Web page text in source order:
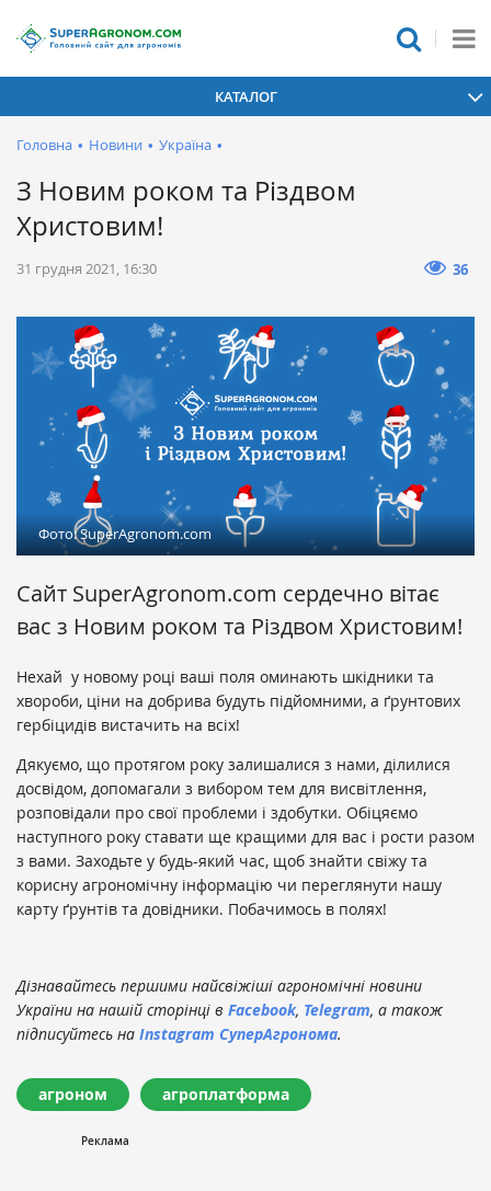
КАТАЛОГ
Головна • Новини • Україна •
З Новим роком та Різдвом
Христовим!
31 грудня 2021, 16:30 36
Фото: SuperAgronom.com
Сайт SuperAgronom.com сердечно вітає
вас з Новим роком та Різдвом Христовим!
Нехай у новому році ваші поля оминають шкідники та
хвороби, ціни на добрива будуть підйомними, а ґрунтових
гербіцидів вистачить на всіх!
Дякуємо, що протягом року залишалися з нами, ділилися
досвідом, допомагали з вибором тем для висвітлення,
розповідали про свої проблеми і здобутки. Обіцяємо
наступного року ставати ще кращими для вас і рости разом
з вами. Заходьте у будь-який час, щоб знайти свіжу та
корисну агрономічну інформацію чи переглянути нашу
карту ґрунтів та довідники. Побачимось в полях!
Дізнавайтесь першими найсвіжіші агрономічні новини
України на нашій сторінці в Facebook, Telegram, а також
підписуйтесь на Instagram СуперАгронома.
агроном агроплатформа